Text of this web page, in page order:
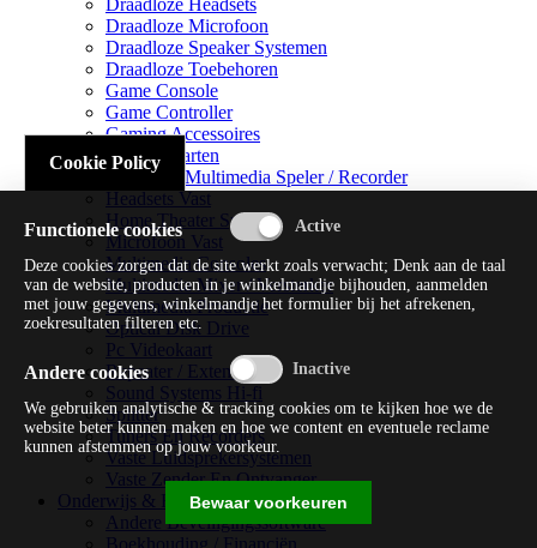
Draadloze Headsets
Draadloze Microfoon
Draadloze Speaker Systemen
Draadloze Toebehoren
Game Console
Game Controller
Gaming Accessoires
Geluidskaarten
Handheld Multimedia Speler / Recorder
Headsets Vast
Home Theater Systems
Microfoon Vast
Multimedia Consoles
Multimedia Mixer / Versterker
Multimedia Productie
Optical Disk Drive
Pc Videokaart
Repeater / Extender
Sound Systems Hi-fi
Splitter
Tuners En Recorders
Vaste Luidsprekersystemen
Vaste Zender En Ontvanger
Onderwijs & Recreatie
Andere Beveiligingssoftware
Cookie Policy
Functionele cookies
Deze cookies zorgen dat de site werkt zoals verwacht; Denk aan de taal
van de website, producten in je winkelmandje bijhouden, aanmelden
met jouw gegevens, winkelmandje het formulier bij het afrekenen,
zoekresultaten filteren etc.
Andere cookies
We gebruiken analytische & tracking cookies om te kijken hoe we de
website beter kunnen maken en hoe we content en eventuele reclame
kunnen afstemmen op jouw voorkeur.
Bewaar voorkeuren